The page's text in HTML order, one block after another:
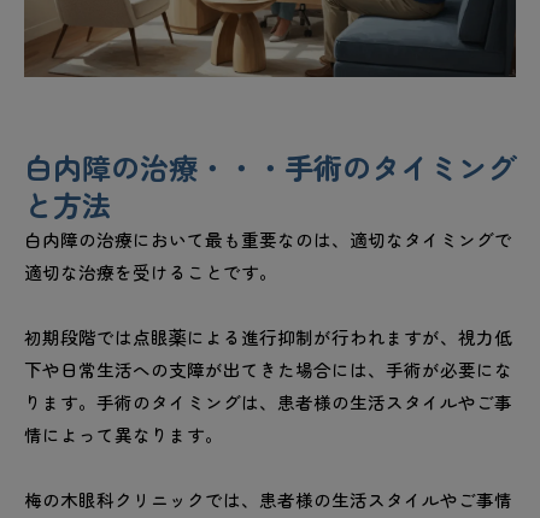
白内障の治療・・・手術のタイミング
と方法
白内障の治療において最も重要なのは、適切なタイミングで
適切な治療を受けることです。
初期段階では点眼薬による進行抑制が行われますが、視力低
下や日常生活への支障が出てきた場合には、手術が必要にな
ります。手術のタイミングは、患者様の生活スタイルやご事
情によって異なります。
梅の木眼科クリニックでは、患者様の生活スタイルやご事情